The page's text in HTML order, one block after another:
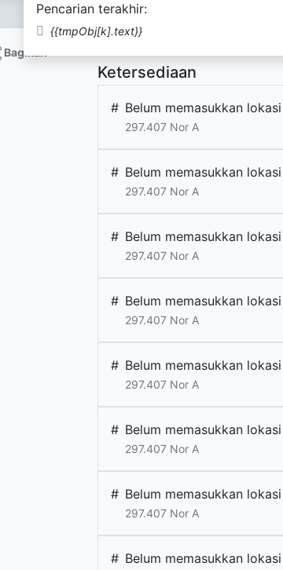
Pencarian terakhir:
{{tmpObj[k].text}}
Bagikan
Ketersediaan
# Belum memasukkan lokasi
297.407 Nor A
# Belum memasukkan lokasi
297.407 Nor A
# Belum memasukkan lokasi
297.407 Nor A
# Belum memasukkan lokasi
297.407 Nor A
# Belum memasukkan lokasi
297.407 Nor A
# Belum memasukkan lokasi
297.407 Nor A
# Belum memasukkan lokasi
297.407 Nor A
# Belum memasukkan lokasi